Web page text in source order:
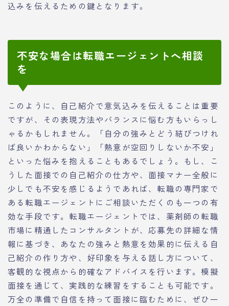
込みを伝えるための鍵となります。
不安な場合は転職エージェントへ相談
を
このように、自己紹介で意気込みを伝えることは重要
ですが、その表現方法やバランスに悩む方もいらっし
ゃるかもしれません。「自分の強みとどう結びつけれ
ば良いかわからない」「熱意が空回りしないか不安」
といった悩みを抱えることもあるでしょう。もし、こ
うした面接での自己紹介の仕方や、面接マナー全般に
少しでも不安を感じるようであれば、転職の専門家で
ある転職エージェントにご相談いただくのも一つの有
効な手段です。転職エージェントでは、薬剤師の転職
市場に精通したコンサルタントが、応募先の詳細な情
報に基づき、あなたの強みと熱意を効果的に伝える自
己紹介の作り方や、好印象を与える話し方について、
客観的な視点から的確なアドバイスを行います。模擬
面接を通じて、実践的な練習をすることも可能です。
万全の準備で自信を持って面接に臨むために、ぜひ一